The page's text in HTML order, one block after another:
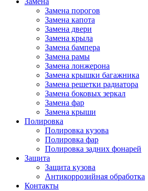
Замена порогов
Замена капота
Замена двери
Замена крыла
Замена бампера
Замена рамы
Замена лонжерона
Замена крышки багажника
Замена решетки радиатора
Замена боковых зеркал
Замена фар
Замена крыши
Полировка
Полировка кузова
Полировка фар
Полировка задних фонарей
Защита
Защита кузова
Антикоррозийная обработка
Контакты